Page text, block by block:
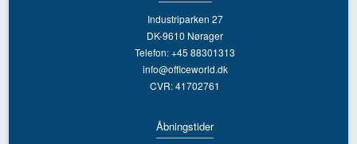
Industriparken 27
DK-9610 Nørager
Telefon: +45 88301313
info@officeworld.dk
CVR: 41702761
Åbningstider